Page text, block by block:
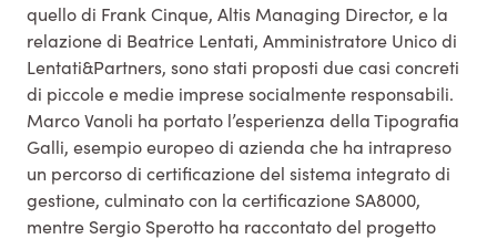
quello di Frank Cinque, Altis Managing Director, e la
relazione di Beatrice Lentati, Amministratore Unico di
Lentati&Partners, sono stati proposti due casi concreti
di piccole e medie imprese socialmente responsabili.
Marco Vanoli ha portato l’esperienza della Tipografia
Galli, esempio europeo di azienda che ha intrapreso
un percorso di certificazione del sistema integrato di
gestione, culminato con la certificazione SA8000,
mentre Sergio Sperotto ha raccontato del progetto